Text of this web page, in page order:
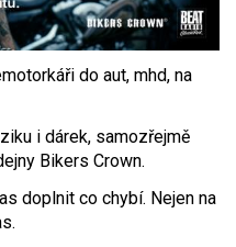
do aut, mhd, na
i dárek, samozřejmě
Bikers Crown.
doplnit co chybí. Nejen na